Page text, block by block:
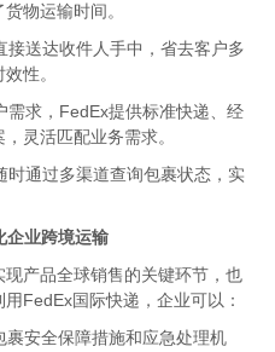
物运输时间。
送达收件人手中，省去客户多
性。
需求，FedEx提供标准快递、经
灵活匹配业务需求。
通过多渠道查询包裹状态，实
企业跨境运输
产品全球销售的关键环节，也
FedEx国际快递，企业可以：
安全保障措施和应急处理机